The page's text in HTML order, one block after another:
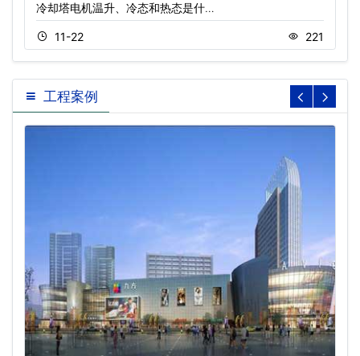
冷却塔电机温升、冷态和热态是什…
11-22 221
工程案例